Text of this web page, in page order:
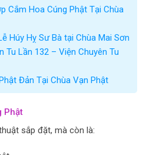
Cắm Hoa Cúng Phật Tại Chùa
Húy Hỵ Sư Bà tại Chùa Mai Sơn
Tu Lần 132 – Viện Chuyên Tu
Đản Tại Chùa Vạn Phật
Phật
sắp đặt, mà còn là: